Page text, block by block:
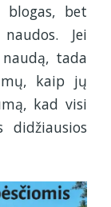
bet
Jei
tada
kaip jų
kad visi